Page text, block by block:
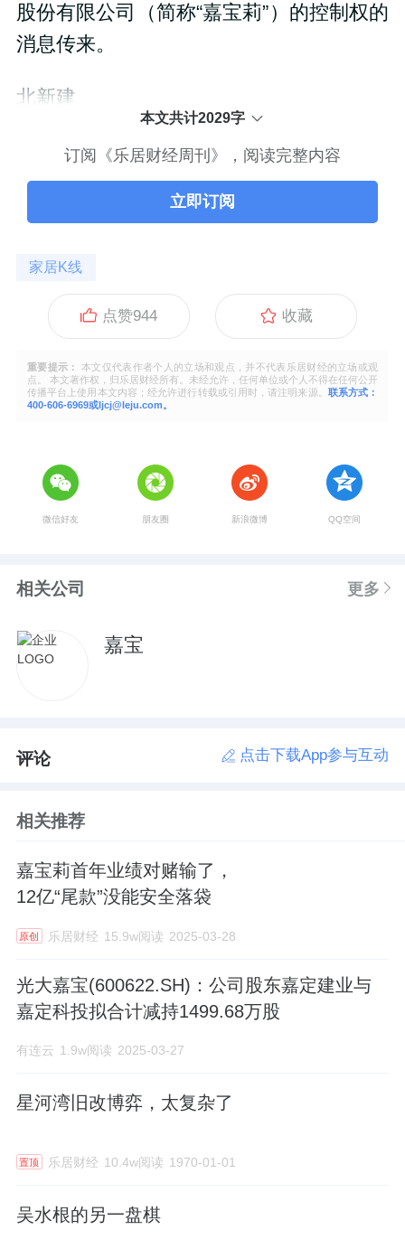
股份有限公司（简称“嘉宝莉”）的控制权的
消息传来。
北新建
本文共计2029字
订阅《乐居财经周刊》，阅读完整内容
立即订阅
家居K线
点赞944 收藏
重要提示：
本文仅代表作者个人的立场和观点，并不代表乐居财经的立场或观
点。 本文著作权，归乐居财经所有。未经允许，任何单位或个人不得在任何公开
传播平台上使用本文内容；经允许进行转载或引用时，请注明来源。 联系方式：
400-606-6969或ljcj@leju.com。
微信好友 朋友圈 新浪微博 QQ空间
相关公司 更多
嘉宝
评论 点击下载App参与互动
相关推荐
嘉宝莉首年业绩对赌输了，
12亿“尾款”没能安全落袋
原创 乐居财经 15.9w阅读 2025-03-28
光大嘉宝(600622.SH)：公司股东嘉定建业与
嘉定科投拟合计减持1499.68万股
有连云 1.9w阅读 2025-03-27
星河湾旧改博弈，太复杂了
置顶 乐居财经 10.4w阅读 1970-01-01
吴水根的另一盘棋